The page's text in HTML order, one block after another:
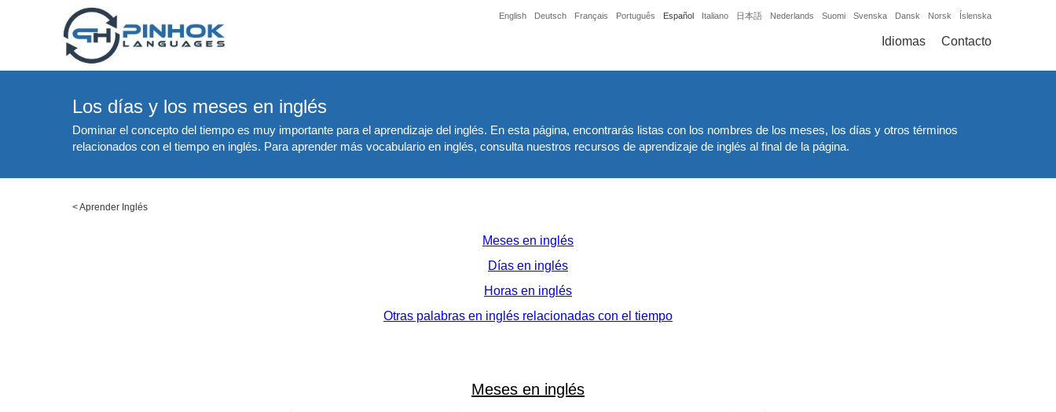
English Deutsch Français Português Español Italiano 日本語 Nederlands Suomi Svenska Dansk Norsk Íslenska
Idiomas Contacto
Los días y los meses en inglés
Dominar el concepto del tiempo es muy importante para el aprendizaje del inglés. En esta página, encontrarás listas con los nombres de los meses, los días y otros términos
relacionados con el tiempo en inglés. Para aprender más vocabulario en inglés, consulta nuestros recursos de aprendizaje de inglés al final de la página.
<Aprender Inglés
Meses en inglés
Días en inglés
Horas en inglés
Otras palabras en inglés relacionadas con el tiempo
Meses en inglés